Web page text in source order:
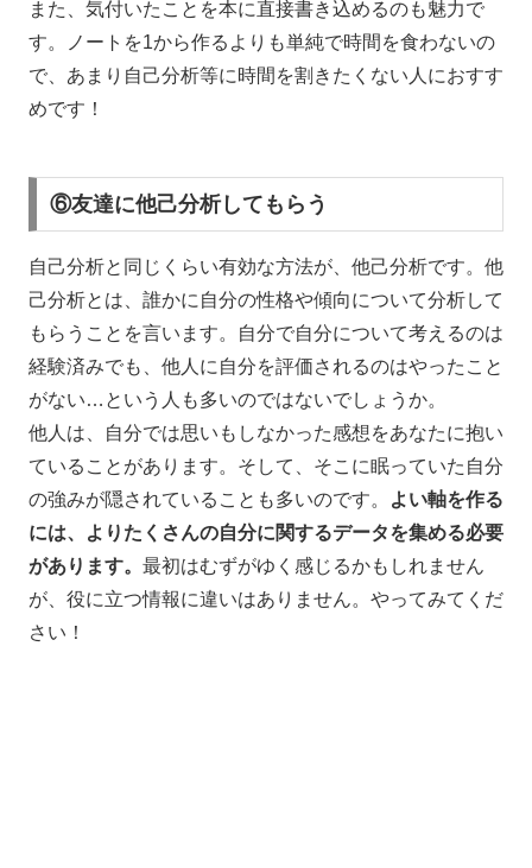
また、気付いたことを本に直接書き込めるのも魅力で
す。ノートを1から作るよりも単純で時間を食わないの
で、あまり自己分析等に時間を割きたくない人におすす
めです！
⑥友達に他己分析してもらう
自己分析と同じくらい有効な方法が、他己分析です。他
己分析とは、誰かに自分の性格や傾向について分析して
もらうことを言います。自分で自分について考えるのは
経験済みでも、他人に自分を評価されるのはやったこと
がない…という人も多いのではないでしょうか。
他人は、自分では思いもしなかった感想をあなたに抱い
ていることがあります。そして、そこに眠っていた自分
の強みが隠されていることも多いのです。
よい軸を作る
には、よりたくさんの自分に関するデータを集める必要
があります。 最初はむずがゆく感じるかもしれません
が、役に立つ情報に違いはありません。やってみてくだ
さい！